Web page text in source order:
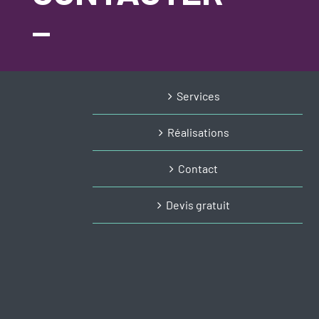
_
Services
Réalisations
Contact
Devis gratuit